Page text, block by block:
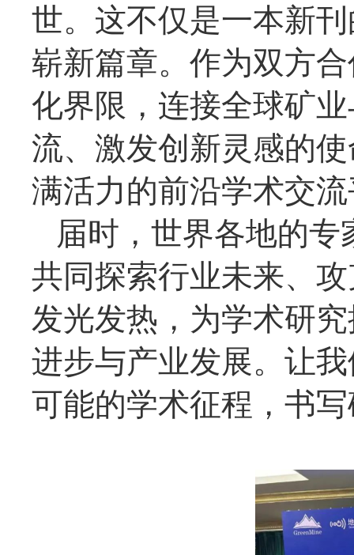
世。这不仅是一本新
崭新篇章。作为双方
化界限，连接全球矿
流、激发创新灵感的
满活力的前沿学术交
届时，世界各地的
共同探索行业未来、
发光发热，为学术研
进步与产业发展。让
可能的学术征程，书